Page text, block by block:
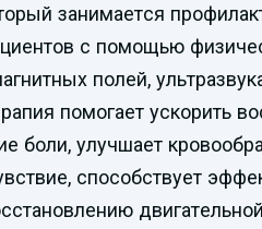
занимается
с помощью
полей,
помогает ускорить
боли, улучшает
способствует